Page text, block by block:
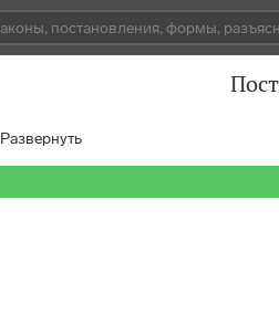
Развернуть